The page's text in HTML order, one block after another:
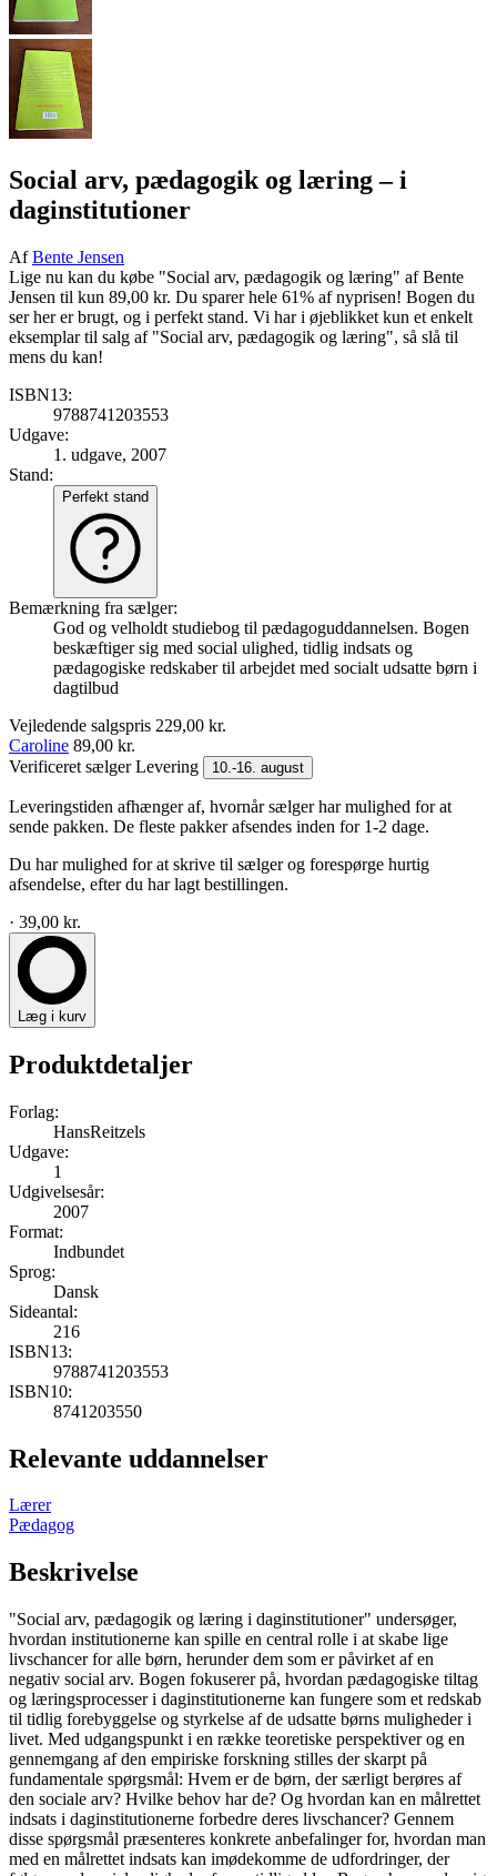
Social arv, pædagogik og læring– i
daginstitutioner
AfBente Jensen
Lige nu kan du købe "Social arv, pædagogik og læring" af Bente
Jensen til kun 89,00 kr. Du sparer hele 61% af nyprisen! Bogen du
ser her er brugt, og i perfekt stand. Vi har i øjeblikket kun et enkelt
eksemplar til salg af "Social arv, pædagogik og læring", så slå til
mens du kan!
ISBN13:
9788741203553
Udgave:
1. udgave, 2007
Stand:
Perfekt stand
Bemærkning fra sælger:
God og velholdt studiebog til pædagoguddannelsen. Bogen
beskæftiger sig med social ulighed, tidlig indsats og
pædagogiske redskaber til arbejdet med socialt udsatte børn i
dagtilbud
Vejledende salgspris 229,00 kr.
Caroline 89,00 kr.
Verificeret sælgerLevering 10.-16. august
Leveringstiden afhænger af, hvornår sælger har mulighed for at
sende pakken. De fleste pakker afsendes inden for 1-2 dage.
Du har mulighed for at skrive til sælger og forespørge hurtig
afsendelse, efter du har lagt bestillingen.
· 39,00 kr.
Læg i kurv
Produktdetaljer
Forlag:
HansReitzels
Udgave:
1
Udgivelsesår:
2007
Format:
Indbundet
Sprog:
Dansk
Sideantal:
216
ISBN13:
9788741203553
ISBN10:
8741203550
Relevante uddannelser
Lærer
Pædagog
Beskrivelse
"Social arv, pædagogik og læring i daginstitutioner" undersøger,
hvordan institutionerne kan spille en central rolle i at skabe lige
livschancer for alle børn, herunder dem som er påvirket af en
negativ social arv. Bogen fokuserer på, hvordan pædagogiske tiltag
og læringsprocesser i daginstitutionerne kan fungere som et redskab
til tidlig forebyggelse og styrkelse af de udsatte børns muligheder i
livet. Med udgangspunkt i en række teoretiske perspektiver og en
gennemgang af den empiriske forskning stilles der skarpt på
fundamentale spørgsmål: Hvem er de børn, der særligt berøres af
den sociale arv? Hvilke behov har de? Og hvordan kan en målrettet
indsats i daginstitutionerne forbedre deres livschancer? Gennem
disse spørgsmål præsenteres konkrete anbefalinger for, hvordan man
med en målrettet indsats kan imødekomme de udfordringer, der